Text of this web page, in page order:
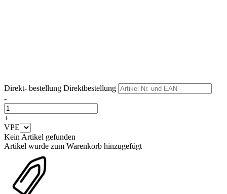
Direkt- bestellung Direktbestellung
-
+
VPE
Kein Artikel gefunden
Artikel wurde zum Warenkorb hinzugefügt